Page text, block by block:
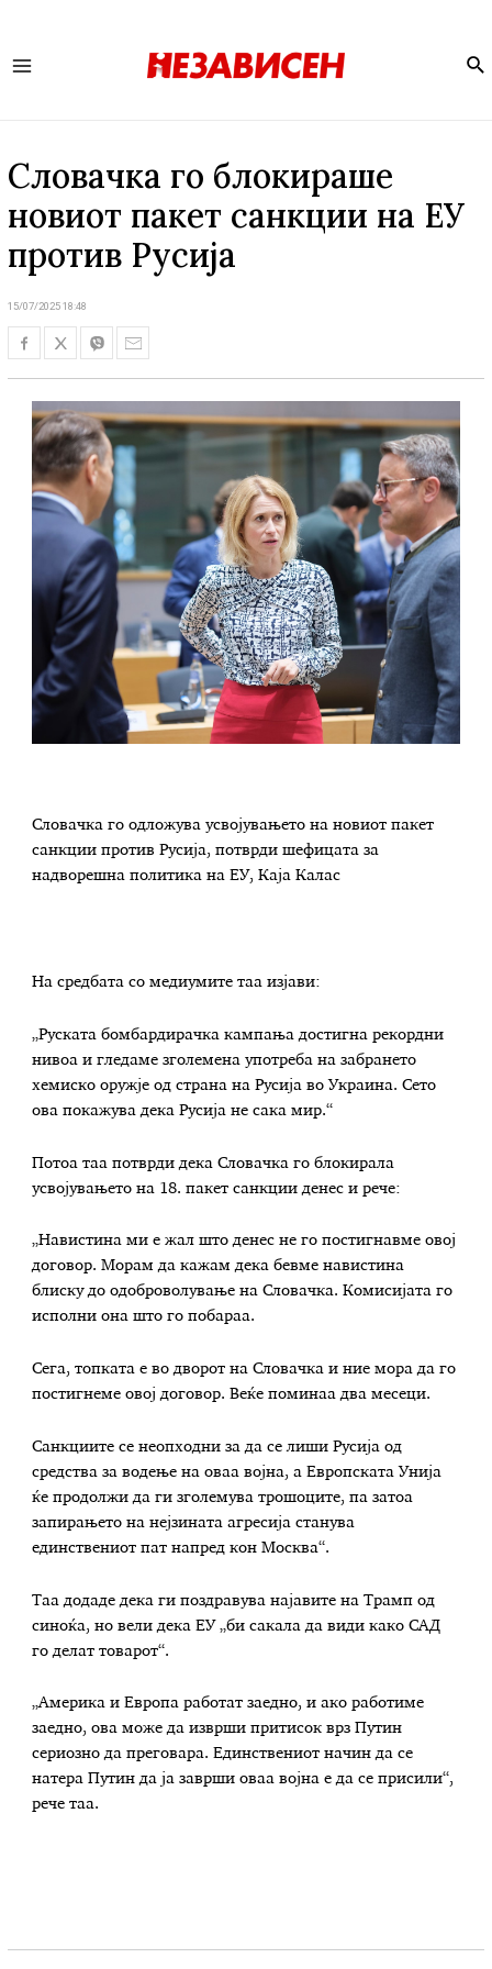
Словачка го блокираше
новиот пакет санкции на ЕУ
против Русија
15/07/2025 18:48
Словачка го одложува усвојувањето на новиот пакет
санкции против Русија, потврди шефицата за
надворешна политика на ЕУ, Каја Калас
На средбата со медиумите таа изјави:
„Руската бомбардирачка кампања достигна рекордни
нивоа и гледаме зголемена употреба на забрането
хемиско оружје од страна на Русија во Украина. Сето
ова покажува дека Русија не сака мир.“
Потоа таа потврди дека Словачка го блокирала
усвојувањето на 18. пакет санкции денес и рече:
„Навистина ми е жал што денес не го постигнавме овој
договор. Морам да кажам дека бевме навистина
блиску до одоброволување на Словачка. Комисијата го
исполни она што го побараа.
Сега, топката е во дворот на Словачка и ние мора да го
постигнеме овој договор. Веќе поминаа два месеци.
Санкциите се неопходни за да се лиши Русија од
средства за водење на оваа војна, а Европската Унија
ќе продолжи да ги зголемува трошоците, па затоа
запирањето на нејзината агресија станува
единствениот пат напред кон Москва“.
Таа додаде дека ги поздравува најавите на Трамп од
синоќа, но вели дека ЕУ „би сакала да види како САД
го делат товарот“.
„Америка и Европа работат заедно, и ако работиме
заедно, ова може да изврши притисок врз Путин
сериозно да преговара. Единствениот начин да се
натера Путин да ја заврши оваа војна е да се присили“,
рече таа.